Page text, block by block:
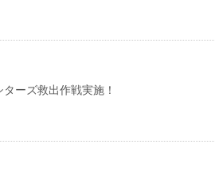
ーズ救出作戦実施！